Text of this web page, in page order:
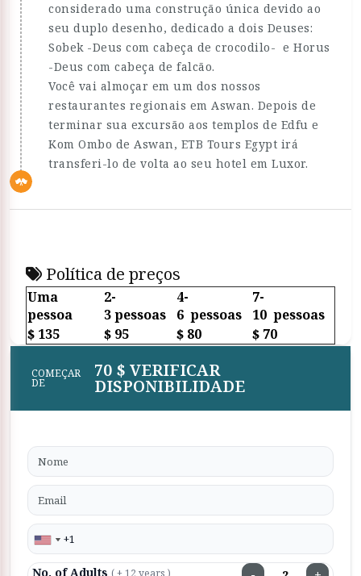
considerado uma construção única devido ao
seu duplo desenho, dedicado a dois Deuses:
Sobek -Deus com cabeça de crocodilo- e Horus
-Deus com cabeça de falcão.
Você vai almoçar em um dos nossos
restaurantes regionais em Aswan. Depois de
terminar sua excursão aos templos de Edfu e
Kom Ombo de Aswan, ETB Tours Egypt irá
transferi-lo de volta ao seu hotel em Luxor.
Política de preços
Uma
pessoa
2-
3 pessoas
4-
6 pessoas
7-
10 pessoas
$ 135
$ 95 $ 80 $ 70
COMEÇAR
DE
70 $ VERIFICAR
DISPONIBILIDADE
No. of Adults ( + 12 years )